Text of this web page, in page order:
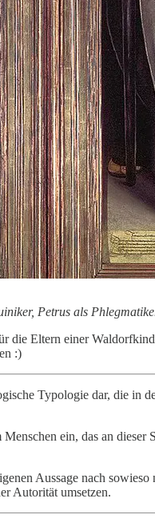
Petrus als
die Eltern einer
:)
Typologie dar, die in
ein, das an
Aussage nach
Autorität umsetzen.